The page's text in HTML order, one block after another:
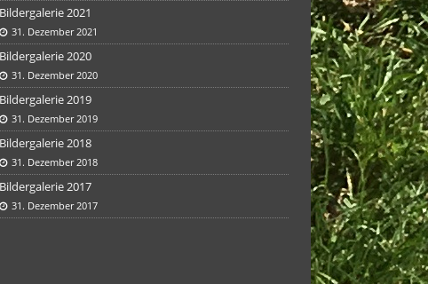
Bildergalerie 2021
31. Dezember 2021
Bildergalerie 2020
31. Dezember 2020
Bildergalerie 2019
31. Dezember 2019
Bildergalerie 2018
31. Dezember 2018
Bildergalerie 2017
31. Dezember 2017